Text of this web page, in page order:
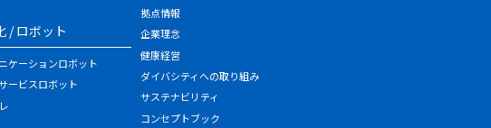
/ ロボット
ケーションロボット
ービスロボット
拠点情報
企業理念
健康経営
ダイバシティへの取り組み
サステナビリティ
コンセプトブック